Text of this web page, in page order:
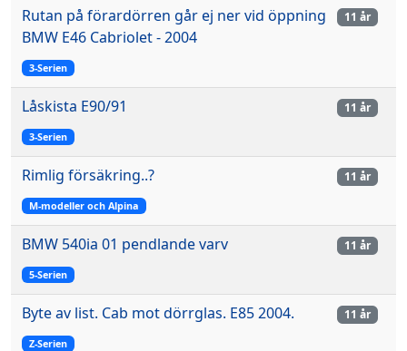
Rutan på förardörren går ej ner vid öppning
BMW E46 Cabriolet - 2004
3-Serien
11 år
Låskista E90/91
3-Serien
11 år
Rimlig försäkring..?
M-modeller och Alpina
11 år
BMW 540ia 01 pendlande varv
5-Serien
11 år
Byte av list. Cab mot dörrglas. E85 2004.
Z-Serien
11 år